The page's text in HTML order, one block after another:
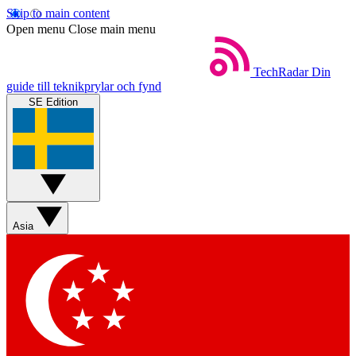
Skip to main content
Open menu Close main menu
TechRadar Din
guide till teknikprylar och fynd
SE Edition
Asia